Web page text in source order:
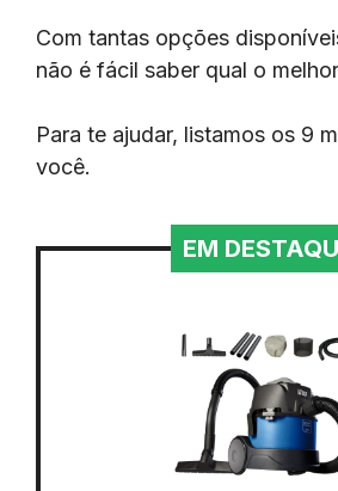
Com tantas opções
não é fácil saber qual o
Para te ajudar, listamos os 9
você.
EM